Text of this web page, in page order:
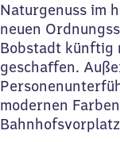
Naturgenuss im
neuen
Bobstadt künftig
geschaffen.
modernen